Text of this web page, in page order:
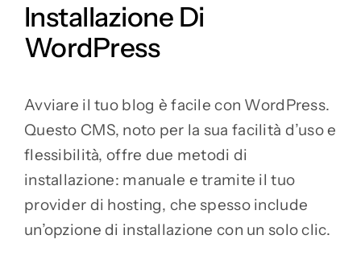
Installazione Di
WordPress
Avviare il tuo blog è facile con WordPress.
Questo CMS, noto per la sua facilità d’uso e
flessibilità, offre due metodi di
installazione: manuale e tramite il tuo
provider di hosting, che spesso include
un’opzione di installazione con un solo clic.